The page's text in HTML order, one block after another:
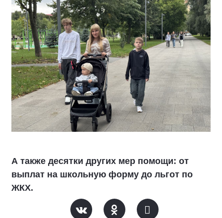
А также десятки других мер помощи: от
выплат на школьную форму до льгот по
ЖКХ.